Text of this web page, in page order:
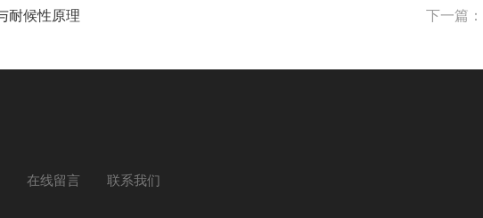
耐候性原理 下一篇：
在线留言 联系我们